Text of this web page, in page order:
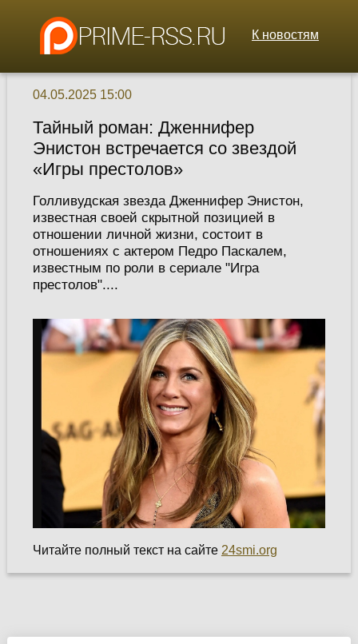
К новостям
04.05.2025 15:00
Тайный роман: Дженнифер
Энистон встречается со звездой
«Игры престолов»
Голливудская звезда Дженнифер Энистон,
известная своей скрытной позицией в
отношении личной жизни, состоит в
отношениях с актером Педро Паскалем,
известным по роли в сериале "Игра
престолов"....
Читайте полный текст на сайте 24smi.org